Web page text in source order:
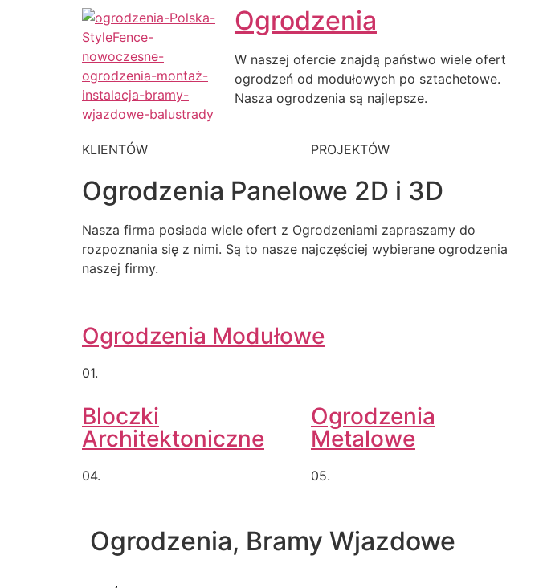
Ogrodzenia
W naszej ofercie znajdą państwo wiele ofert
ogrodzeń od modułowych po sztachetowe.
Nasza ogrodzenia są najlepsze.
KLIENTÓW PROJEKTÓW
Ogrodzenia Panelowe 2D i 3D
Nasza firma posiada wiele ofert z Ogrodzeniami zapraszamy do
rozpoznania się z nimi. Są to nasze najczęściej wybierane ogrodzenia
naszej firmy.
Ogrodzenia Modułowe
01.
Bloczki
Architektoniczne
04.
Ogrodzenia
Metalowe
05.
Ogrodzenia, Bramy Wjazdowe